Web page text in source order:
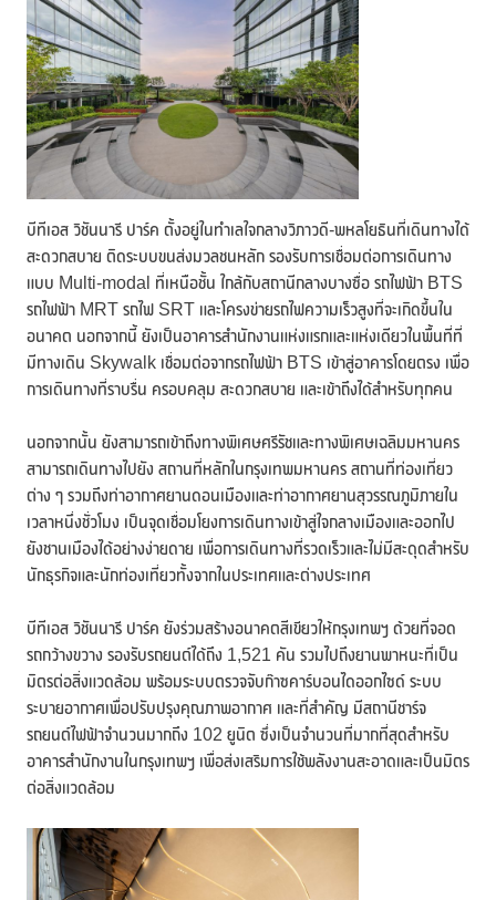
บีทีเอส วิชันนารี ปาร์ค ตั้งอยู่ในทำเลใจกลางวิภาวดี-พหลโยธินที่เดินทางได้
สะดวกสบาย ติดระบบขนส่งมวลชนหลัก รองรับการเชื่อมต่อการเดินทาง
แบบ Multi-modal ที่เหนือชั้น ใกล้กับสถานีกลางบางซื่อ รถไฟฟ้า BTS
รถไฟฟ้า MRT รถไฟ SRT และโครงข่ายรถไฟความเร็วสูงที่จะเกิดขึ้นใน
อนาคต นอกจากนี้ ยังเป็นอาคารสำนักงานแห่งแรกและแห่งเดียวในพื้นที่ที่
มีทางเดิน Skywalk เชื่อมต่อจากรถไฟฟ้า BTS เข้าสู่อาคารโดยตรง เพื่อ
การเดินทางที่ราบรื่น ครอบคลุม สะดวกสบาย และเข้าถึงได้สำหรับทุกคน
นอกจากนั้น ยังสามารถเข้าถึงทางพิเศษศรีรัชและทางพิเศษเฉลิมมหานคร
สามารถเดินทางไปยัง สถานที่หลักในกรุงเทพมหานคร สถานที่ท่องเที่ยว
ต่าง ๆ รวมถึงท่าอากาศยานดอนเมืองและท่าอากาศยานสุวรรณภูมิภายใน
เวลาหนึ่งชั่วโมง เป็นจุดเชื่อมโยงการเดินทางเข้าสู่ใจกลางเมืองและออกไป
ยังชานเมืองได้อย่างง่ายดาย เพื่อการเดินทางที่รวดเร็วและไม่มีสะดุดสำหรับ
นักธุรกิจและนักท่องเที่ยวทั้งจากในประเทศและต่างประเทศ
บีทีเอส วิชันนารี ปาร์ค ยังร่วมสร้างอนาคตสีเขียวให้กรุงเทพฯ ด้วยที่จอด
รถกว้างขวาง รองรับรถยนต์ได้ถึง 1,521 คัน รวมไปถึงยานพาหนะที่เป็น
มิตรต่อสิ่งแวดล้อม พร้อมระบบตรวจจับก๊าซคาร์บอนไดออกไซด์ ระบบ
ระบายอากาศเพื่อปรับปรุงคุณภาพอากาศ และที่สำคัญ มีสถานีชาร์จ
รถยนต์ไฟฟ้าจำนวนมากถึง 102 ยูนิต ซึ่งเป็นจำนวนที่มากที่สุดสำหรับ
อาคารสำนักงานในกรุงเทพฯ เพื่อส่งเสริมการใช้พลังงานสะอาดและเป็นมิตร
ต่อสิ่งแวดล้อม